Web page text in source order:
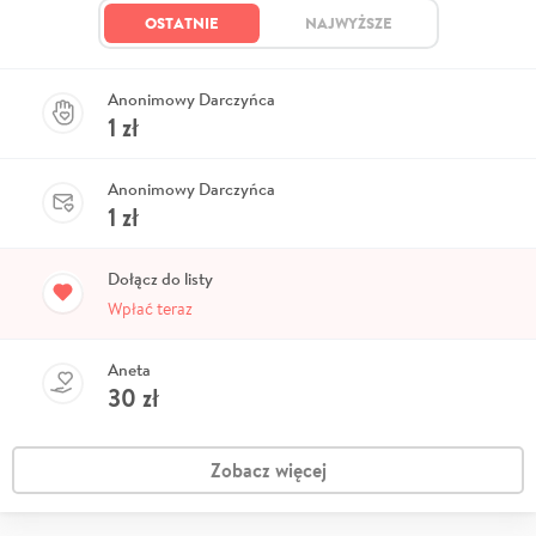
OSTATNIE NAJWYŻSZE
Anonimowy Darczyńca
1 zł
Anonimowy Darczyńca
1 zł
Dołącz do listy
Wpłać teraz
Aneta
30 zł
Zobacz więcej